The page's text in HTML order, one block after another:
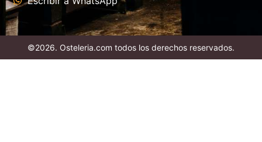
©2026. Osteleria.com todos los derechos reservados.